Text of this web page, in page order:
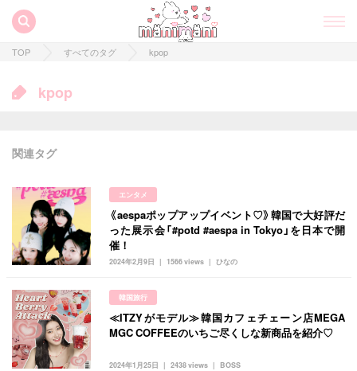
manimani について
カテゴリー一覧
韓国 オルチャン 韓国コスメ
TOP すべてのタグ kpop
kpop
関連タグ
エンタメ
2024年2月9日 ひなの
1566 views
《aespaポップアップイベント♡》韓国で大好評だ
った展示会「#potd #aespa in Tokyo」を日本で開
催！
韓国旅行
2024年1月25日 BOSS
2438 views
≪ITZYがモデル≫韓国カフェチェーン店MEGA
MGC COFFEEのいちご尽くしな新商品を紹介♡